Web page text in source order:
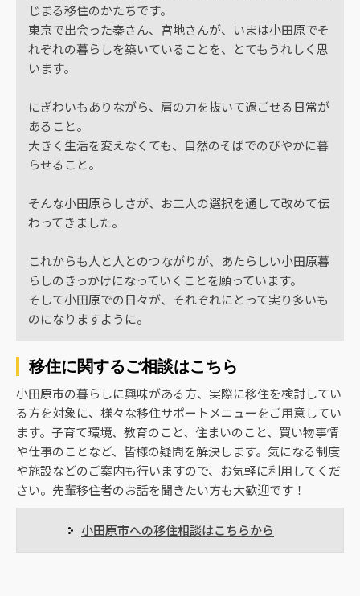
じまる移住のかたちです。
東京で出会った秦さん、宮地さんが、いまは小田原でそ
れぞれの暮らしを築いていることを、とてもうれしく思
います。
にぎわいもありながら、肩の力を抜いて過ごせる日常が
あること。
大きく生活を変えなくても、自然のそばでのびやかに暮
らせること。
そんな小田原らしさが、お二人の選択を通して改めて伝
わってきました。
これからも人と人とのつながりが、あたらしい小田原暮
らしのきっかけになっていくことを願っています。
そして小田原での日々が、それぞれにとって実り多いも
のになりますように。
移住に関するご相談はこちら
小田原市の暮らしに興味がある方、実際に移住を検討してい
る方を対象に、様々な移住サポートメニューをご用意してい
ます。子育て環境、教育のこと、住まいのこと、買い物事情
や仕事のことなど、皆様の疑問を解決します。気になる制度
や施設などのご案内も行いますので、お気軽に利用してくだ
さい。先輩移住者のお話を聞きたい方も大歓迎です！
小田原市への移住相談はこちらから